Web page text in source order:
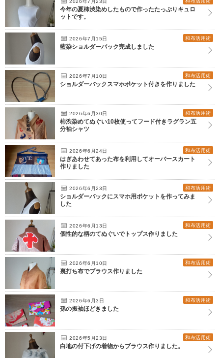
2026年7月23日
今年の夏柿渋染めしたもので作ったたっぷりキュロ
ットです。
2026年7月15日 和布活用術
藍染ショルダーバック完成しました
2026年7月10日 和布活用術
ショルダーバックスマホポケット付きを作りました
2026年6月30日 和布活用術
柿渋染めてぬぐい10枚使ってフード付きラグラン五
分袖シャツ
2026年6月24日 和布活用術
はぎあわせてあった布を利用してオーバースカート
作りました
2026年6月23日 和布活用術
ショルダーバックにスマホ用ポケットを作ってみま
した
2026年6月13日 和布活用術
個性的な柄のてぬぐいでトップス作りました
2026年6月10日 和布活用術
裏打ち布でブラウス作りました
2026年6月3日 和布活用術
孫の振袖ほどきました
2026年5月23日 和布活用術
白地の付下げの着物からブラウス作りました。